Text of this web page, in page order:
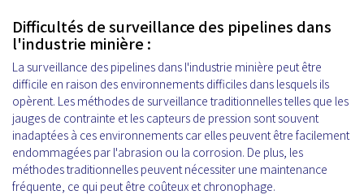
Difficultés de surveillance des pipelines dans
l'industrie minière :
La surveillance des pipelines dans l'industrie minière peut être
difficile en raison des environnements difficiles dans lesquels ils
opèrent. Les méthodes de surveillance traditionnelles telles que les
jauges de contrainte et les capteurs de pression sont souvent
inadaptées à ces environnements car elles peuvent être facilement
endommagées par l'abrasion ou la corrosion. De plus, les
méthodes traditionnelles peuvent nécessiter une maintenance
fréquente, ce qui peut être coûteux et chronophage.